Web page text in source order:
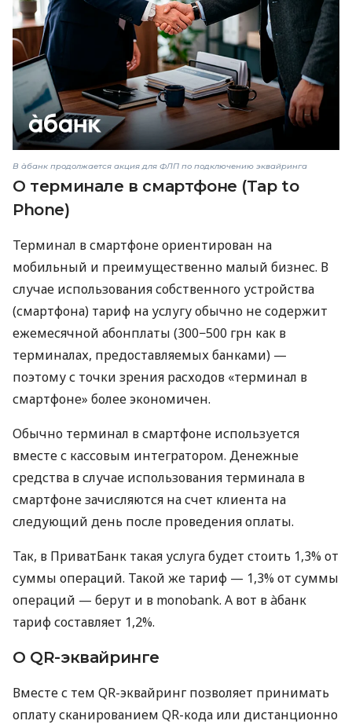
В àбанк продолжается акция для ФЛП по подключению эквайринга
О терминале в смартфоне (Tap to
Phone)
Терминал в смартфоне ориентирован на
мобильный и преимущественно малый бизнес. В
случае использования собственного устройства
(смартфона) тариф на услугу обычно не содержит
ежемесячной абонплаты (300−500 грн как в
терминалах, предоставляемых банками) —
поэтому с точки зрения расходов «терминал в
смартфоне» более экономичен.
Обычно терминал в смартфоне используется
вместе с кассовым интегратором. Денежные
средства в случае использования терминала в
смартфоне зачисляются на счет клиента на
следующий день после проведения оплаты.
Так, в ПриватБанк такая услуга будет стоить 1,3% от
суммы операций. Такой же тариф — 1,3% от суммы
операций — берут и в monobank. А вот в àбанк
тариф составляет 1,2%.
О QR-эквайринге
Вместе с тем QR-эквайринг позволяет принимать
оплату сканированием QR-кода или дистанционно